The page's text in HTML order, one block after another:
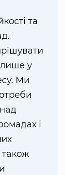
та
лише у
Ми
і
також